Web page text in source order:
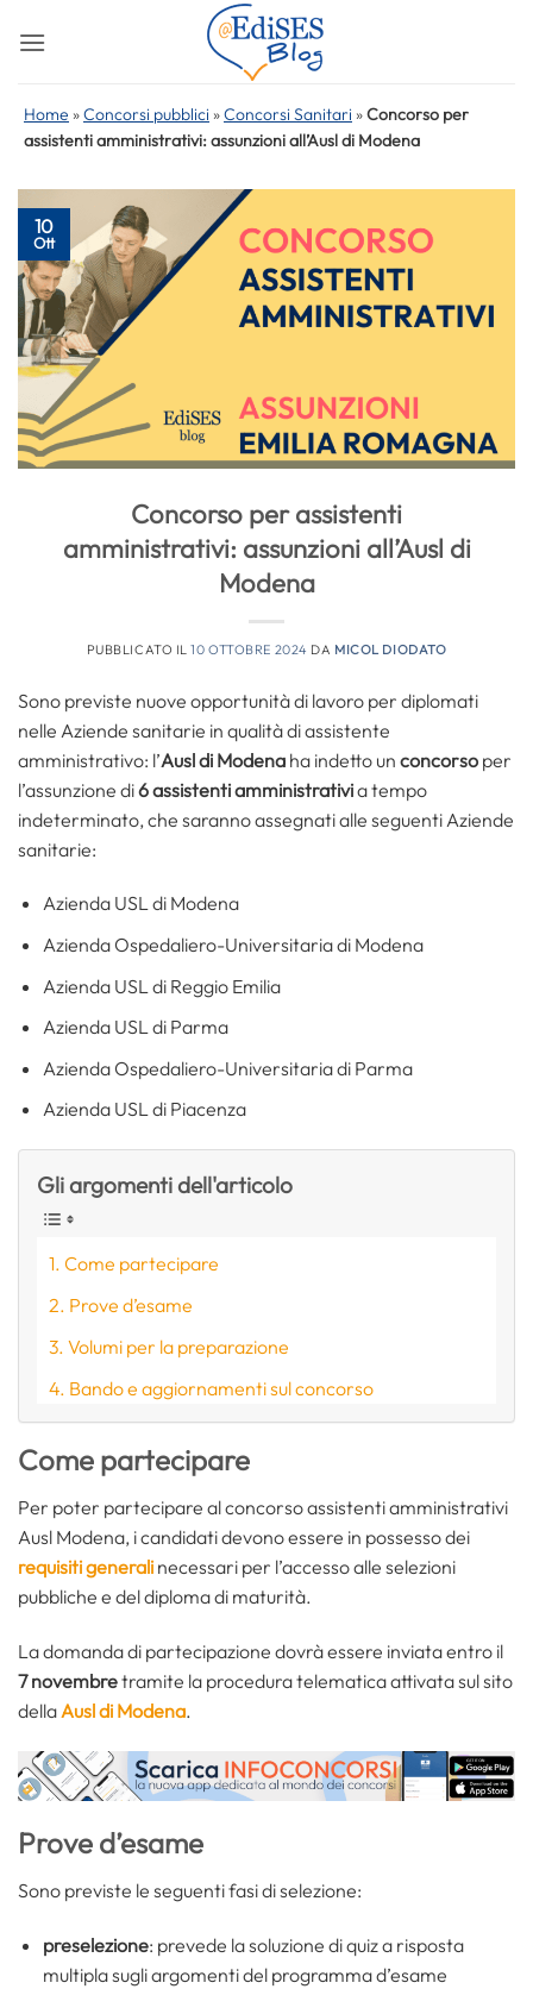
Home »Concorsi pubblici »Concorsi Sanitari »Concorso per
assistenti amministrativi: assunzioni all’Ausl di Modena
10
Ott
Concorso per assistenti
amministrativi: assunzioni all’Ausl di
Modena
PUBBLICATO IL10 OTTOBRE 2024 DA MICOL DIODATO
Sono previste nuove opportunità di lavoro per diplomati
nelle Aziende sanitarie in qualità di assistente
amministrativo: l’Ausl di Modena ha indetto un concorso per
l’assunzione di6 assistenti amministrativia tempo
indeterminato, che saranno assegnati alle seguenti Aziende
sanitarie:
Azienda USL di Modena
Azienda Ospedaliero-Universitaria di Modena
Azienda USL di Reggio Emilia
Azienda USL di Parma
Azienda Ospedaliero-Universitaria di Parma
Azienda USL di Piacenza
Gli argomenti dell'articolo
Come partecipare
Prove d’esame
Volumi per la preparazione
Bando e aggiornamenti sul concorso
Come partecipare
Per poter partecipare al concorso assistenti amministrativi
Ausl Modena, i candidati devono essere in possesso dei
requisiti generali necessari per l’accesso alle selezioni
pubbliche e del diploma di maturità.
La domanda di partecipazione dovrà essere inviata entro il
7 novembretramite la procedura telematica attivata sul sito
della Ausl di Modena.
Prove d’esame
Sono previste le seguenti fasi di selezione:
preselezione: prevede la soluzione di quiz a risposta
multipla sugli argomenti del programma d’esame